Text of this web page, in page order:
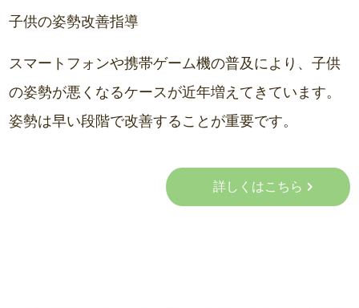
子供の姿勢改善指導
スマートフォンや携帯ゲーム機の普及により、子供
の姿勢が悪くなるケースが近年増えてきています。
姿勢は早い段階で改善することが重要です。
詳しくはこちら